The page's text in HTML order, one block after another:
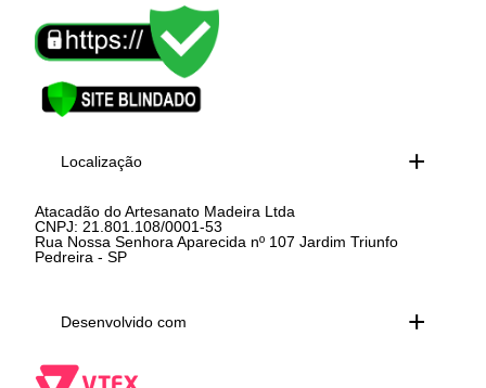
Localização
Atacadão do Artesanato Madeira Ltda
CNPJ: 21.801.108/0001-53
Rua Nossa Senhora Aparecida nº 107 Jardim Triunfo
Pedreira - SP
Desenvolvido com